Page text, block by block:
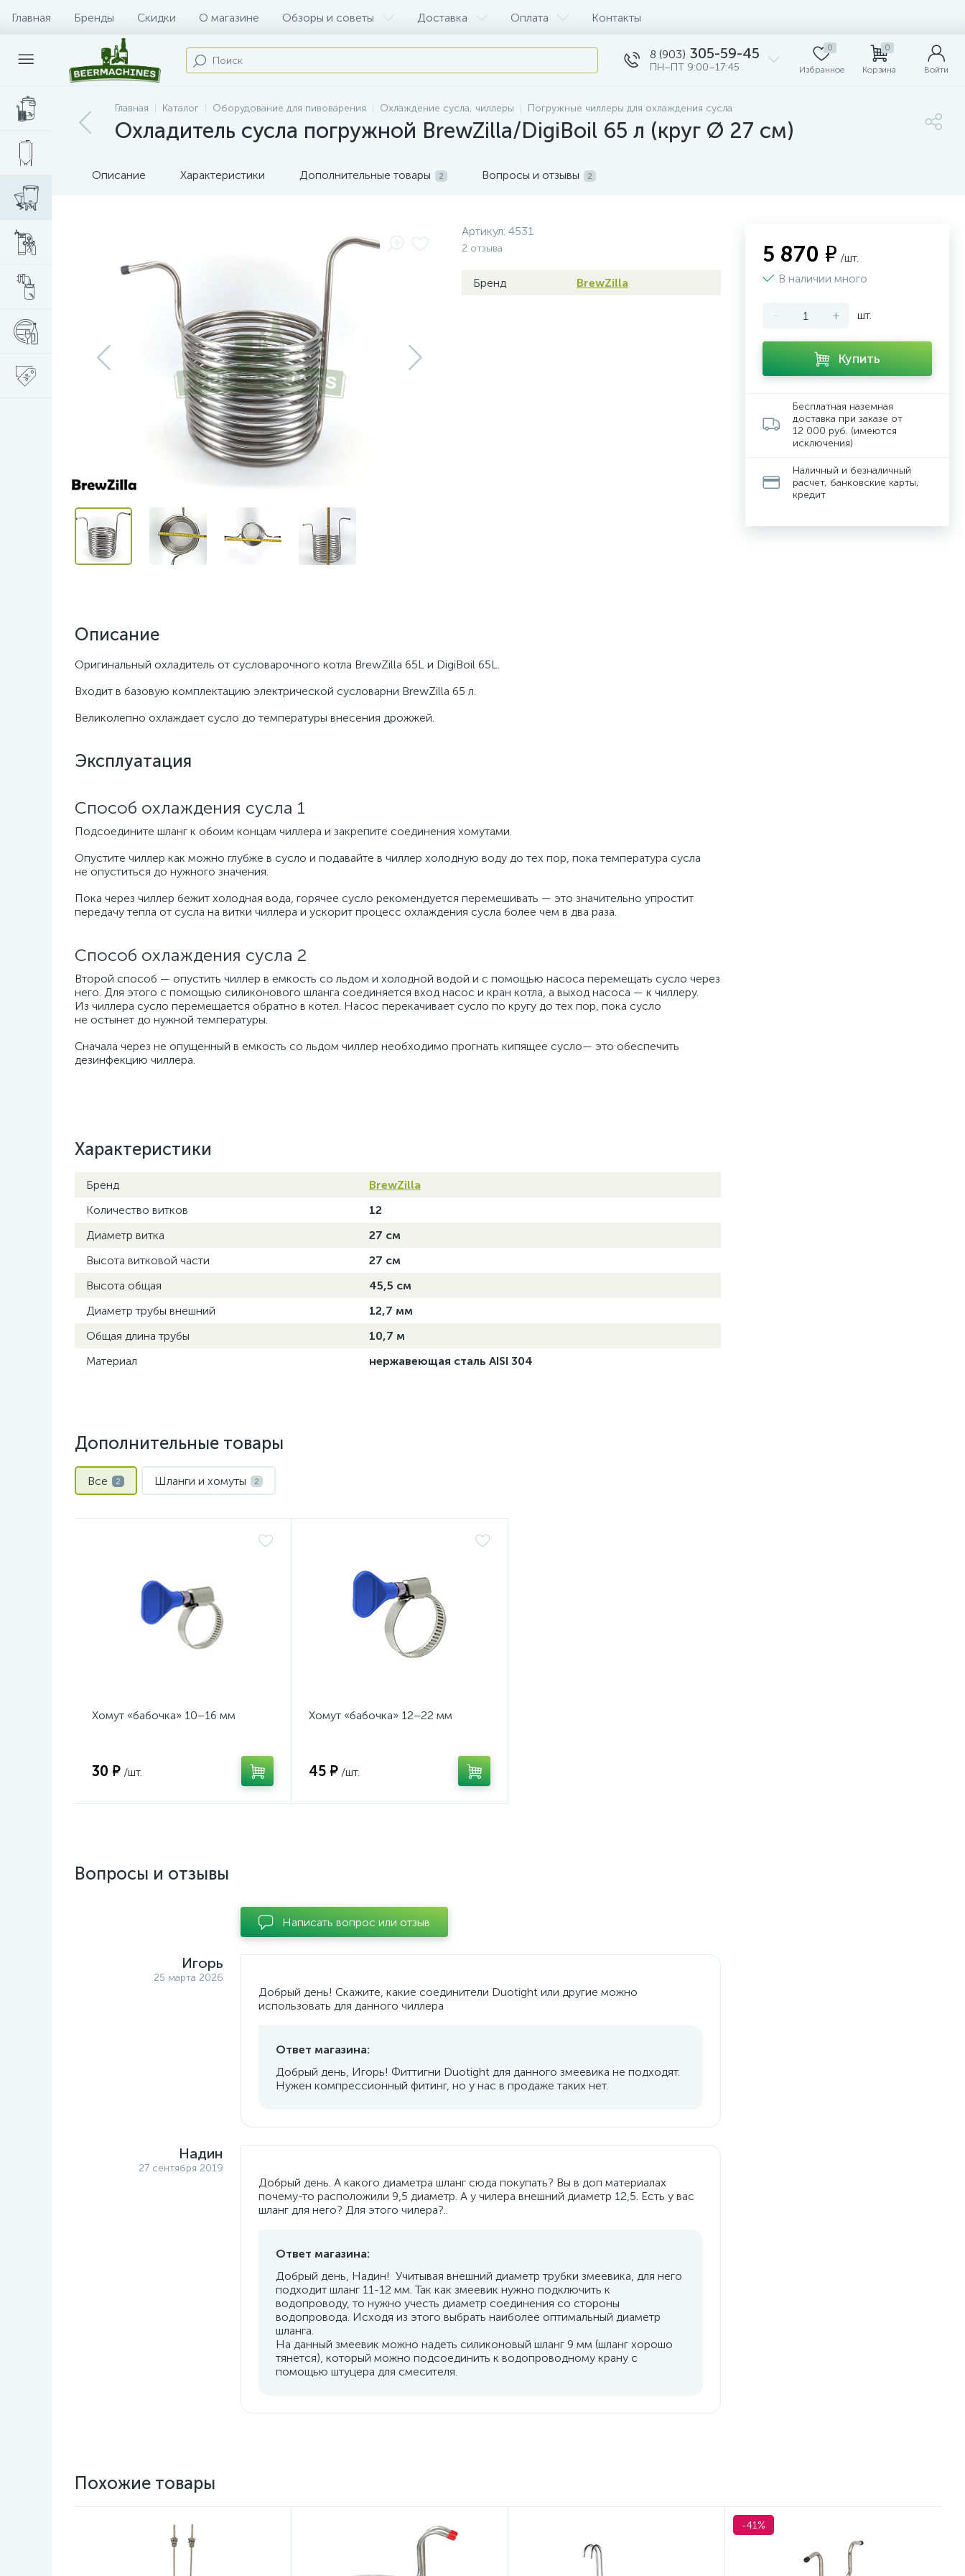
Главная Бренды Скидки О магазине Обзоры и советы Доставка Оплата Контакты
8 (903) 305-59-45
ПН–ПТ 9:00–17:45
0
Избранное
0
Корзина Войти
Главная Каталог Оборудование для пивоварения Охлаждение сусла, чиллеры Погружные чиллеры для охлаждения сусла
Охладитель сусла погружной BrewZilla/DigiBoil 65 л (круг Ø 27 см)
Описание Характеристики Дополнительные товары 2 Вопросы и отзывы 2
Артикул: 4531
2 отзыва
Бренд BrewZilla
Описание
Оригинальный охладитель от сусловарочного котла BrewZilla 65L и DigiBoil 65L.
Входит в базовую комплектацию электрической сусловарни BrewZilla 65 л.
Великолепно охлаждает сусло до температуры внесения дрожжей.
Эксплуатация
Способ охлаждения сусла 1
Подсоедините шланг к обоим концам чиллера и закрепите соединения хомутами.
Опустите чиллер как можно глубже в сусло и подавайте в чиллер холодную воду до тех пор, пока температура сусла
не опуститься до нужного значения.
Пока через чиллер бежит холодная вода, горячее сусло рекомендуется перемешивать — это значительно упростит
передачу тепла от сусла на витки чиллера и ускорит процесс охлаждения сусла более чем в два раза.
Способ охлаждения сусла 2
Второй способ — опустить чиллер в емкость со льдом и холодной водой и с помощью насоса перемещать сусло через
него. Для этого с помощью силиконового шланга соединяется вход насос и кран котла, а выход насоса — к чиллеру.
Из чиллера сусло перемещается обратно в котел. Насос перекачивает сусло по кругу до тех пор, пока сусло
не остынет до нужной температуры.
Сначала через не опущенный в емкость со льдом чиллер необходимо прогнать кипящее сусло— это обеспечить
дезинфекцию чиллера.
Характеристики
Бренд
BrewZilla
Количество витков
12
Диаметр витка
27 см
Высота витковой части
27 см
Высота общая
45,5 см
Диаметр трубы внешний
12,7 мм
Общая длина трубы
10,7 м
Материал
нержавеющая сталь AISI 304
5 870 ₽ /шт.
В наличии много
- + шт.
Купить
Бесплатная наземная
доставка при заказе от
12 000 руб. (имеются
исключения)
Наличный и безналичный
расчет, банковские карты,
кредит
Дополнительные товары
Все 2 Шланги и хомуты 2
Хомут «бабочка» 10–16 мм
30 ₽ /шт.
Хомут «бабочка» 12–22 мм
45 ₽ /шт.
Вопросы и отзывы
Написать вопрос или отзыв
Игорь
25 марта 2026
Добрый день! Скажите, какие соединители Duotight или другие можно
использовать для данного чиллера
Ответ магазина:
Добрый день, Игорь! Фиттигни Duotight для данного змеевика не подходят.
Нужен компрессионный фитинг, но у нас в продаже таких нет.
Надин
27 сентября 2019
Добрый день. А какого диаметра шланг сюда покупать? Вы в доп материалах
почему-то расположили 9,5 диаметр. А у чилера внешний диаметр 12,5. Есть у вас
шланг для него? Для этого чилера?..
Ответ магазина:
Добрый день, Надин! Учитывая внешний диаметр трубки змеевика, для него
подходит шланг 11-12 мм. Так как змеевик нужно подключить к
водопроводу, то нужно учесть диаметр соединения со стороны
водопровода. Исходя из этого выбрать наиболее оптимальный диаметр
шланга.
На данный змеевик можно надеть силиконовый шланг 9 мм (шланг хорошо
тянется), который можно подсоединить к водопроводному крану с
помощью штуцера для смесителя.
Похожие товары
-41%